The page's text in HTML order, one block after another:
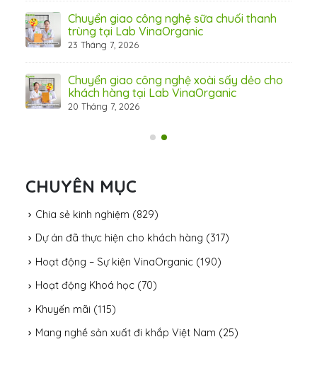
Chuyển giao công nghệ sữa chuối thanh
trùng tại Lab VinaOrganic
23 Tháng 7, 2026
Chuyển giao công nghệ xoài sấy dẻo cho
khách hàng tại Lab VinaOrganic
20 Tháng 7, 2026
CHUYÊN MỤC
Chia sẻ kinh nghiệm (829)
Dự án đã thực hiện cho khách hàng (317)
Hoạt động – Sự kiện VinaOrganic (190)
Hoạt động Khoá học (70)
Khuyến mãi (115)
Mang nghề sản xuất đi khắp Việt Nam (25)